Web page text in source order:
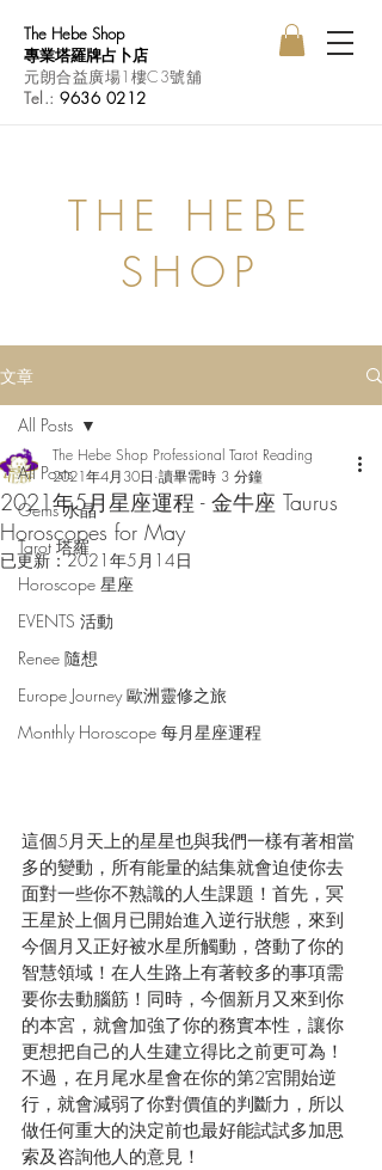
The Hebe Shop
專業塔羅牌占卜店
元朗合益廣場1樓C3號舖
Tel.:9636 0212
THE HEBE
SHOP
文章
All Posts
Gems 水晶
Tarot 塔羅
Horoscope 星座
EVENTS 活動
Renee 隨想
Europe Journey 歐洲靈修之旅
Monthly Horoscope 每月星座運程
All Posts
2021年5月星座運程 - 金牛座 Taurus
Horoscopes for May
The Hebe Shop Professional Tarot Reading
2021年4月30日 讀畢需時 3 分鐘
已更新：2021年5月14日
這個5月天上的星星也與我們一樣有著相當
多的變動，所有能量的結集就會迫使你去
面對一些你不熟識的人生課題！首先，冥
王星於上個月已開始進入逆行狀態，來到
今個月又正好被水星所觸動，啓動了你的
智慧領域！在人生路上有著較多的事項需
要你去動腦筋！同時，今個新月又來到你
的本宮，就會加強了你的務實本性，讓你
更想把自己的人生建立得比之前更可為！
不過，在月尾水星會在你的第2宮開始逆
行，就會減弱了你對價值的判斷力，所以
做任何重大的決定前也最好能試試多加思
索及咨詢他人的意見！